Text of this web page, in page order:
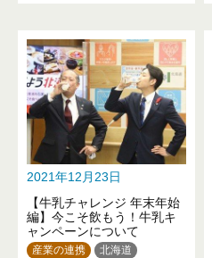
2021年12月23日
【牛乳チャレンジ 年末年始
編】今こそ飲もう！牛乳キ
ャンペーンについて
産業の連携 北海道